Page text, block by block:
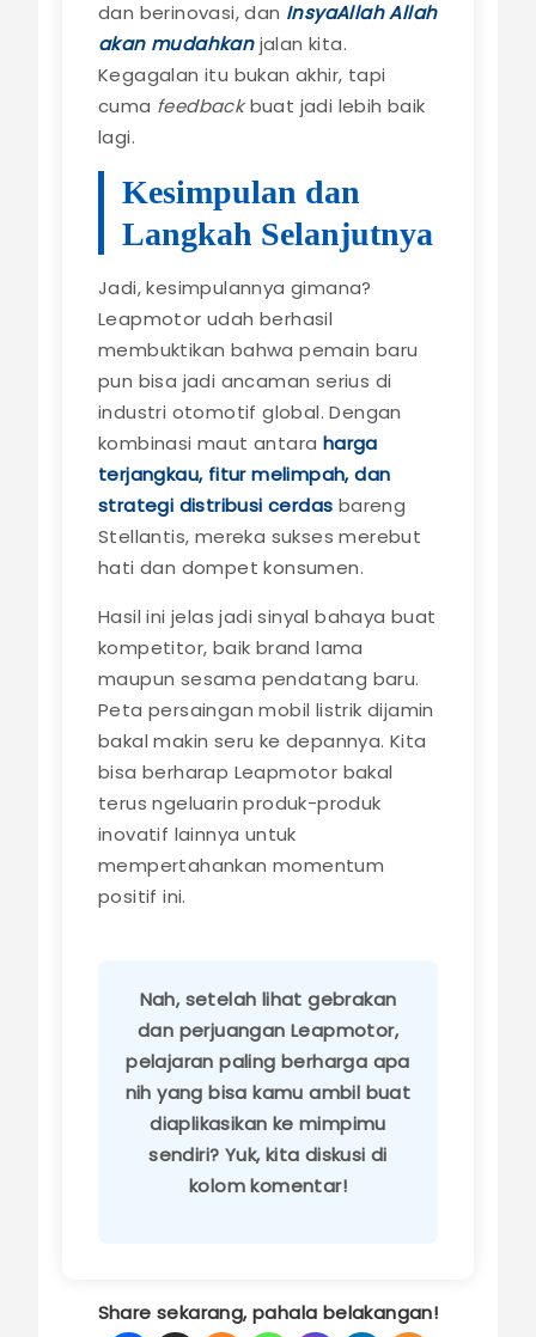
dan berinovasi, dan InsyaAllah Allah
akan mudahkanjalan kita.
Kegagalan itu bukan akhir, tapi
cuma feedbackbuat jadi lebih baik
lagi.
Kesimpulan dan
Langkah Selanjutnya
Jadi, kesimpulannya gimana?
Leapmotor udah berhasil
membuktikan bahwa pemain baru
pun bisa jadi ancaman serius di
industri otomotif global. Dengan
kombinasi maut antara harga
terjangkau, fitur melimpah, dan
strategi distribusi cerdas bareng
Stellantis, mereka sukses merebut
hati dan dompet konsumen.
Hasil ini jelas jadi sinyal bahaya buat
kompetitor, baik brand lama
maupun sesama pendatang baru.
Peta persaingan mobil listrik dijamin
bakal makin seru ke depannya. Kita
bisa berharap Leapmotor bakal
terus ngeluarin produk-produk
inovatif lainnya untuk
mempertahankan momentum
positif ini.
Nah, setelah lihat gebrakan
dan perjuangan Leapmotor,
pelajaran paling berharga apa
nih yang bisa kamu ambil buat
diaplikasikan ke mimpimu
sendiri? Yuk, kita diskusi di
kolom komentar!
Share sekarang, pahala belakangan!